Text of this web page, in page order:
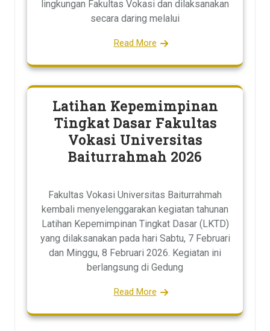
lingkungan Fakultas Vokasi dan dilaksanakan
secara daring melalui
Read More
Latihan Kepemimpinan
Tingkat Dasar Fakultas
Vokasi Universitas
Baiturrahmah 2026
Fakultas Vokasi Universitas Baiturrahmah
kembali menyelenggarakan kegiatan tahunan
Latihan Kepemimpinan Tingkat Dasar (LKTD)
yang dilaksanakan pada hari Sabtu, 7 Februari
dan Minggu, 8 Februari 2026. Kegiatan ini
berlangsung di Gedung
Read More